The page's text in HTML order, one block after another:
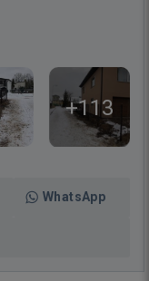
+113
WhatsApp